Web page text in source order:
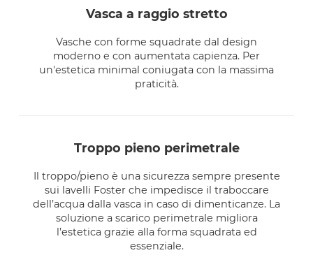
vasca a raggio stretto
Vasche con forme squadrate dal design
moderno e con aumentata capienza. Per
un'estetica minimal coniugata con la massima
praticità.
troppo pieno perimetrale
Il troppo/pieno è una sicurezza sempre presente
sui lavelli Foster che impedisce il traboccare
dell’acqua dalla vasca in caso di dimenticanze. La
soluzione a scarico perimetrale migliora
l’estetica grazie alla forma squadrata ed
essenziale.